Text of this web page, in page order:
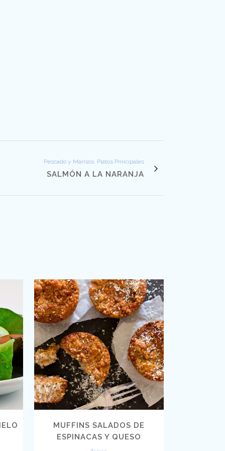
Pescado y Marisco, Platos Principales
SALMÓN A LA NARANJA
VIEW
MUFFINS SALADOS DE
ESPINACAS Y QUESO